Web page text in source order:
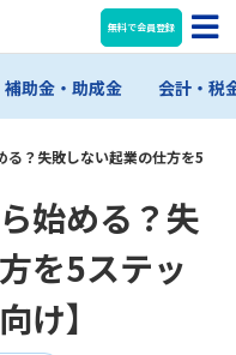
無料で会員登録
補助金・助成金 会計・税
る？失敗しない起業の仕方を5ス
始める？失
を5ステッ
け】